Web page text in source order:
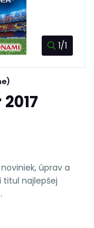
1/1
úprav a
titul najlepšej